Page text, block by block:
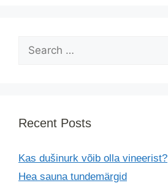
Recent Posts
Kas dušinurk võib olla vineerist?
Hea sauna tundemärgid